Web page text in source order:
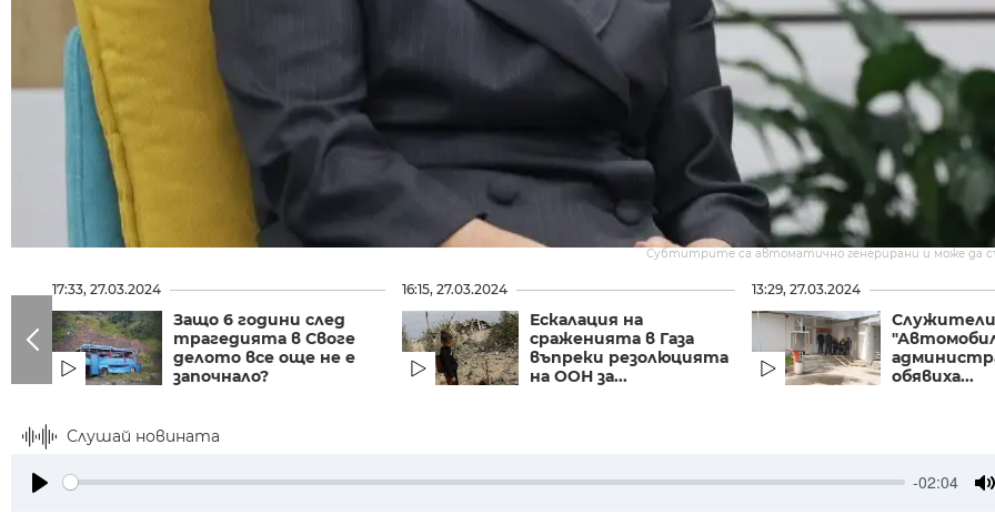
Субтитрите са автоматично генерирани и може да
17:33, 27.03.2024
Защо 6 години след
трагедията в Своге
делото все още не е
започнало?
16:15, 27.03.2024
Ескалация на
сраженията в Газа
въпреки резолюцията
на ООН за...
13:29, 27.03.2024
обявиха...
Слушай новината
-02:04